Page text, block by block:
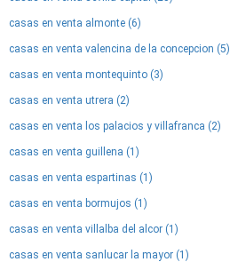
casas en venta almonte (6)
casas en venta valencina de la concepcion (5)
casas en venta montequinto (3)
casas en venta utrera (2)
casas en venta los palacios y villafranca (2)
casas en venta guillena (1)
casas en venta espartinas (1)
casas en venta bormujos (1)
casas en venta villalba del alcor (1)
casas en venta sanlucar la mayor (1)